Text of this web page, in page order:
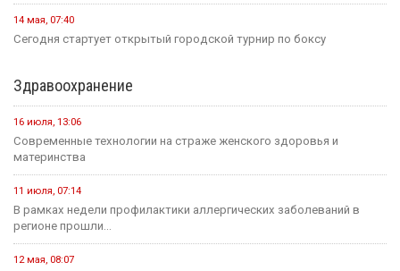
14 мая, 07:40
Сегодня стартует открытый городской турнир по боксу
Здравоохранение
16 июля, 13:06
Современные технологии на страже женского здоровья и
материнства
11 июля, 07:14
В рамках недели профилактики аллергических заболеваний в
регионе прошли...
12 мая, 08:07